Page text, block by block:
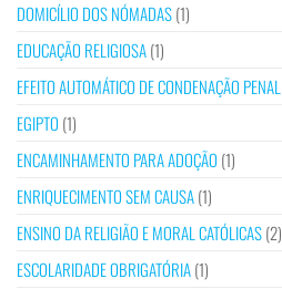
DOMICÍLIO DOS NÓMADAS(1)
EDUCAÇÃO RELIGIOSA(1)
EFEITO AUTOMÁTICO DE CONDENAÇÃO PENAL
EGIPTO (1)
ENCAMINHAMENTO PARA ADOÇÃO (1)
ENRIQUECIMENTO SEM CAUSA(1)
ENSINO DA RELIGIÃO E MORAL CATÓLICAS(2)
ESCOLARIDADE OBRIGATÓRIA(1)